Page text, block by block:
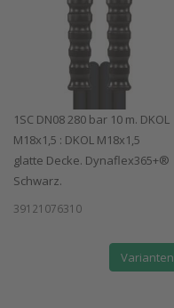
1SC DN08 280 bar 10 m. DKOL
M18x1,5 : DKOL M18x1,5
glatte Decke. Dynaflex365+®
Schwarz.
39121076310
Varianten